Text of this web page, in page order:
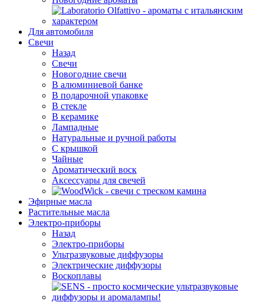
Для автомобиля
Свечи
Назад
Свечи
Новогодние свечи
В алюминиевой банке
В подарочной упаковке
В стекле
В керамике
Лампадные
Натуральные и ручной работы
С крышкой
Чайные
Ароматический воск
Аксессуары для свечей
Эфирные масла
Растительные масла
Электро-приборы
Назад
Электро-приборы
Ультразвуковые диффузоры
Электрические диффузоры
Воскоплавы